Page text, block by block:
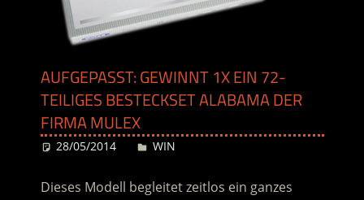
AUFGEPASST: GEWINNT 1X EIN 72-
TEILIGES BESTECKSET ALABAMA DER
FIRMA MULEX
28/05/2014 Desiree
WIN
Dieses Modell begleitet zeitlos ein ganzes